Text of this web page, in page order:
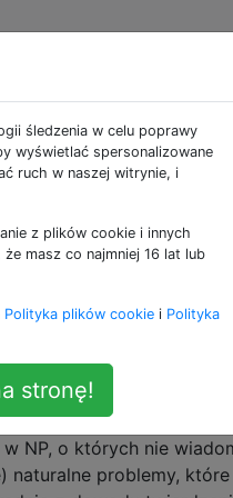
poprawny?
to jest poprawne?P.≠
się jego
znajdują się w
NP, o których nie
naturalne problemy, które
śledzenia w celu poprawy
wyświetlać spersonalizowane
ruch w naszej witrynie, i
z plików cookie i innych
masz co najmniej 16 lat lub
Polityka plików cookie i Polityka
stronę!